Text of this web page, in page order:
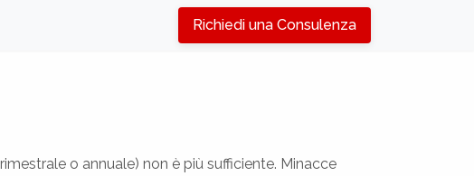
Richiedi una Consulenza
o annuale) non è più sufficiente. Minacce